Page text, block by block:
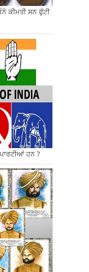
ਕੀਮਤੀ ਸਨ ਫੁੱਟੀ
ਹਨ ?